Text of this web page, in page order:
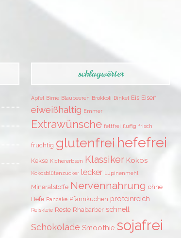
schlagwörter
Apfel Birne Blaubeeren Brokkoli Dinkel Eis Eisen
eiweißhaltig Emmer
Extrawünsche fettfrei fluffig frisch
fruchtig glutenfrei hefefrei
Kekse Kichererbsen Klassiker Kokos
Kokosblütenzucker lecker Lupinenmehl
Mineralstoffe Nervennahrung ohne
Hefe Pancake Pfannkuchen proteinreich
Reiskleie Reste Rhabarber schnell
Schokolade Smoothie sojafrei